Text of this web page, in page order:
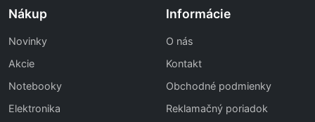
Nákup
Novinky
Akcie
Notebooky
Elektronika
Informácie
O nás
Kontakt
Obchodné podmienky
Reklamačný poriadok